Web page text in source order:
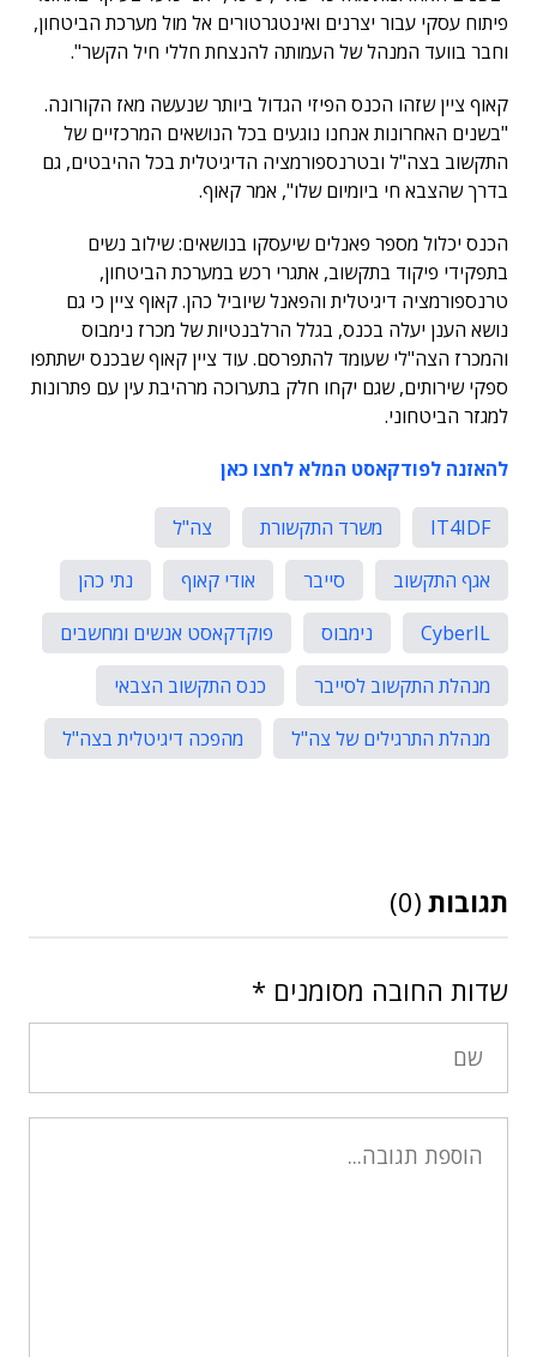
פיתוח עסקי עבור יצרנים ואינטגרטורים אל מול מערכת הביטחון,
וחבר בוועד המנהל של העמותה להנצחת חללי חיל הקשר".
קאוף ציין שזהו הכנס הפיזי הגדול ביותר שנעשה מאז הקורונה.
"בשנים האחרונות אנחנו נוגעים בכל הנושאים המרכזיים של
התקשוב בצה"ל ובטרנספורמציה הדיגיטלית בכל ההיבטים, גם
בדרך שהצבא חי ביומיום שלו", אמר קאוף.
הכנס יכלול מספר פאנלים שיעסקו בנושאים: שילוב נשים
בתפקידי פיקוד בתקשוב, אתגרי רכש במערכת הביטחון,
טרנספורמציה דיגיטלית והפאנל שיוביל כהן. קאוף ציין כי גם
נושא הענן יעלה בכנס, בגלל הרלבנטיות של מכרז נימבוס
והמכרז הצה"לי שעומד להתפרסם. עוד ציין קאוף שבכנס ישתתפו
ספקי שירותים, שגם יקחו חלק בתערוכה מרהיבת עין עם פתרונות
למגזר הביטחוני.
להאזנה לפודקאסט המלא לחצו כאן
IT4IDF משרד התקשורת
צה"ל
אגף התקשוב
סייבר אודי קאוף
נתי כהן
CyberIL
נימבוס
פוקדקאסט אנשים ומחשבים
מנהלת התקשוב לסייבר
כנס התקשוב הצבאי
מנהלת התרגילים של צה"ל
מהפכה דיגיטלית בצה"ל
תגובות (0)
שדות החובה מסומנים *